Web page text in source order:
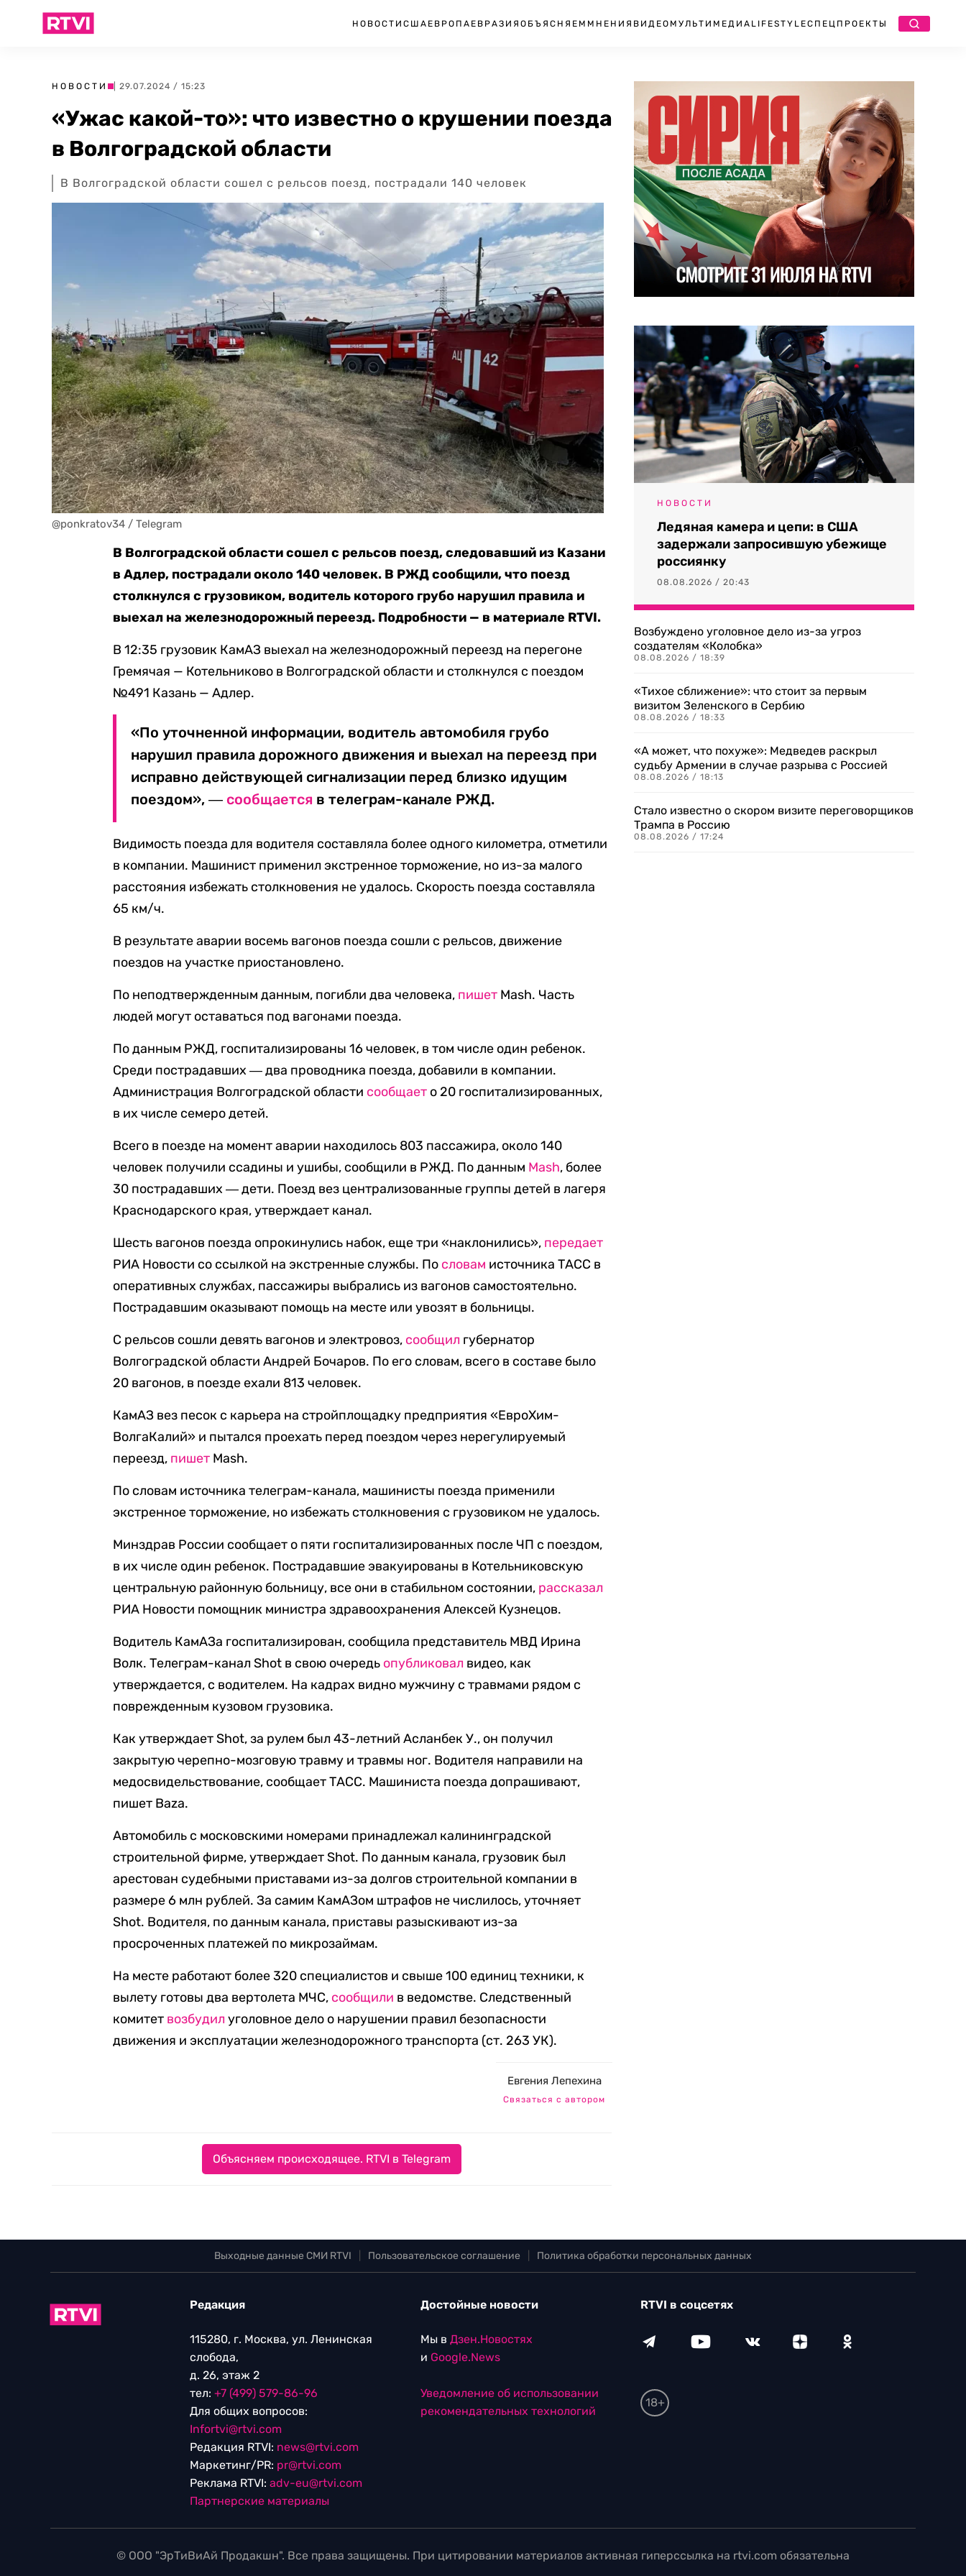
НОВОСТИ США ЕВРОПА ЕВРАЗИЯ ОБЪЯСНЯЕМ МНЕНИЯ ВИДЕО МУЛЬТИМЕДИА LIFESTYLEСПЕЦПРОЕКТЫ
НОВОСТИ | 29.07.2024 / 15:23
«Ужас какой-то»: что известно о крушении поезда
в Волгоградской области
В Волгоградской области сошел с рельсов поезд, пострадали 140 человек
@ponkratov34 / Telegram
В Волгоградской области сошел с рельсов поезд, следовавший из Казани
в Адлер, пострадали около 140 человек. В РЖД сообщили, что поезд
столкнулся с грузовиком, водитель которого грубо нарушил правила и
выехал на железнодорожный переезд. Подробности — в материале RTVI.
В 12:35 грузовик КамАЗ выехал на железнодорожный переезд на перегоне
Гремячая — Котельниково в Волгоградской области и столкнулся с поездом
№491 Казань — Адлер.
«По уточненной информации, водитель автомобиля грубо
нарушил правила дорожного движения и выехал на переезд при
исправно действующей сигнализации перед близко идущим
поездом», ― сообщается в телеграм-канале РЖД.
Видимость поезда для водителя составляла более одного километра, отметили
в компании. Машинист применил экстренное торможение, но из-за малого
расстояния избежать столкновения не удалось. Скорость поезда составляла
65 км/ч.
В результате аварии восемь вагонов поезда сошли с рельсов, движение
поездов на участке приостановлено.
По неподтвержденным данным, погибли два человека, пишет Mash. Часть
людей могут оставаться под вагонами поезда.
По данным РЖД, госпитализированы 16 человек, в том числе один ребенок.
Среди пострадавших ― два проводника поезда, добавили в компании.
Администрация Волгоградской области сообщает о 20 госпитализированных,
в их числе семеро детей.
Всего в поезде на момент аварии находилось 803 пассажира, около 140
человек получили ссадины и ушибы, сообщили в РЖД. По данным Mash, более
30 пострадавших ― дети. Поезд вез централизованные группы детей в лагеря
Краснодарского края, утверждает канал.
Шесть вагонов поезда опрокинулись набок, еще три «наклонились», передает
РИА Новости со ссылкой на экстренные службы. По словам источника ТАСС в
оперативных службах, пассажиры выбрались из вагонов самостоятельно.
Пострадавшим оказывают помощь на месте или увозят в больницы.
С рельсов сошли девять вагонов и электровоз, сообщил губернатор
Волгоградской области Андрей Бочаров. По его словам, всего в составе было
20 вагонов, в поезде ехали 813 человек.
КамАЗ вез песок с карьера на стройплощадку предприятия «ЕвроХим-
ВолгаКалий» и пытался проехать перед поездом через нерегулируемый
переезд, пишет Mash.
По словам источника телеграм-канала, машинисты поезда применили
экстренное торможение, но избежать столкновения с грузовиком не удалось.
Минздрав России сообщает о пяти госпитализированных после ЧП с поездом,
в их числе один ребенок. Пострадавшие эвакуированы в Котельниковскую
центральную районную больницу, все они в стабильном состоянии, рассказал
РИА Новости помощник министра здравоохранения Алексей Кузнецов.
Водитель КамАЗа госпитализирован, сообщила представитель МВД Ирина
Волк. Телеграм-канал Shot в свою очередь опубликовал видео, как
утверждается, с водителем. На кадрах видно мужчину с травмами рядом с
поврежденным кузовом грузовика.
Как утверждает Shot, за рулем был 43-летний Асланбек У., он получил
закрытую черепно-мозговую травму и травмы ног. Водителя направили на
медосвидельствование, сообщает ТАСС. Машиниста поезда допрашивают,
пишет Baza.
Автомобиль с московскими номерами принадлежал калининградской
строительной фирме, утверждает Shot. По данным канала, грузовик был
арестован судебными приставами из-за долгов строительной компании в
размере 6 млн рублей. За самим КамАЗом штрафов не числилось, уточняет
Shot. Водителя, по данным канала, приставы разыскивают из-за
просроченных платежей по микрозаймам.
На месте работают более 320 специалистов и свыше 100 единиц техники, к
вылету готовы два вертолета МЧС, сообщили в ведомстве. Следственный
комитет возбудил уголовное дело о нарушении правил безопасности
движения и эксплуатации железнодорожного транспорта (ст. 263 УК).
Евгения Лепехина
Связаться с автором
Объясняем происходящее. RTVI в Telegram
НОВОСТИ
Ледяная камера и цепи: в США
задержали запросившую убежище
россиянку
08.08.2026 / 20:43
Возбуждено уголовное дело из-за угроз
создателям «Колобка»
08.08.2026 / 18:39
«Тихое сближение»: что стоит за первым
визитом Зеленского в Сербию
08.08.2026 / 18:33
«А может, что похуже»: Медведев раскрыл
судьбу Армении в случае разрыва с Россией
08.08.2026 / 18:13
Стало известно о скором визите переговорщиков
Трампа в Россию
08.08.2026 / 17:24
Выходные данные СМИ RTVI Пользовательское соглашение Политика обработки персональных данных
Редакция
115280, г. Москва, ул. Ленинская
слобода,
д. 26, этаж 2
тел: +7 (499) 579-86-96
Для общих вопросов:
Infortvi@rtvi.com
Редакция RTVI: news@rtvi.com
Маркетинг/PR: pr@rtvi.com
Реклама RTVI: adv-eu@rtvi.com
Партнерские материалы
Достойные новости
Мы в Дзен.Новостях
и Google.News
Уведомление об использовании
рекомендательных технологий
RTVI в соцсетях
18+
© ООО "ЭрТиВиАй Продакшн". Все права защищены. При цитировании материалов активная гиперссылка на rtvi.com обязательна